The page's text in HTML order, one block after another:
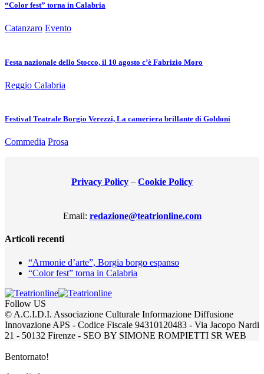
“Color fest” torna in Calabria
Catanzaro Evento
Festa nazionale dello Stocco, il 10 agosto c’è Fabrizio Moro
Reggio Calabria
Festival Teatrale Borgio Verezzi, La cameriera brillante di Goldoni
Commedia Prosa
Privacy Policy – Cookie Policy
Email: redazione@teatrionline.com
Articoli recenti
“Armonie d’arte”, Borgia borgo espanso
“Color fest” torna in Calabria
Follow US
© A.C.I.D.I. Associazione Culturale Informazione Diffusione
Innovazione APS - Codice Fiscale 94310120483 - Via Jacopo Nardi
21 - 50132 Firenze - SEO BY SIMONE ROMPIETTI SR WEB
Bentornato!